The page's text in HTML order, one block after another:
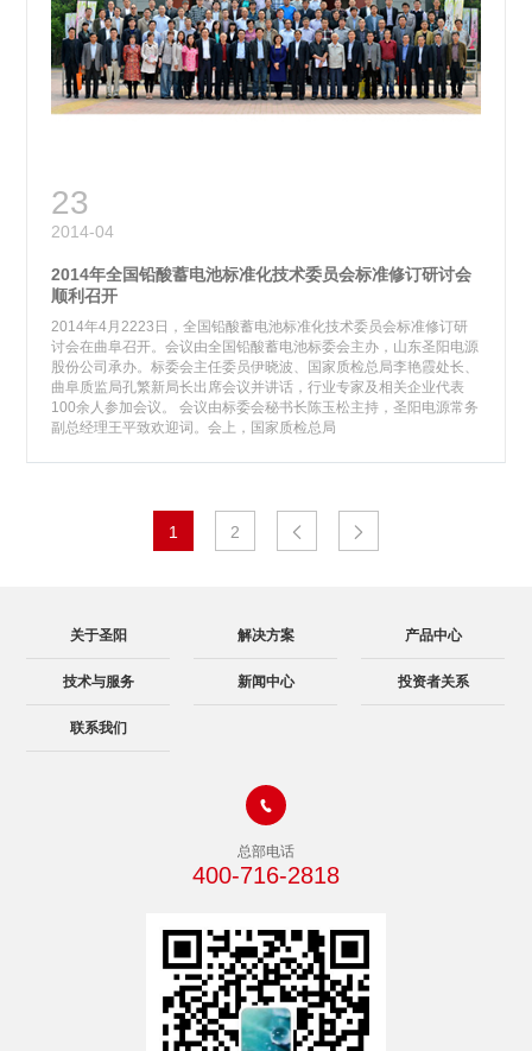
23
2014-04
2014年全国铅酸蓄电池标准化技术委员会标准修订研讨会
顺利召开
2014年4月2223日，全国铅酸蓄电池标准化技术委员会标准修订研
讨会在曲阜召开。会议由全国铅酸蓄电池标委会主办，山东圣阳电源
股份公司承办。标委会主任委员伊晓波、国家质检总局李艳霞处长、
曲阜质监局孔繁新局长出席会议并讲话，行业专家及相关企业代表
100余人参加会议。 会议由标委会秘书长陈玉松主持，圣阳电源常务
副总经理王平致欢迎词。会上，国家质检总局
1 2  
关于圣阳 解决方案 产品中心
技术与服务 新闻中心 投资者关系
联系我们

总部电话
400-716-2818